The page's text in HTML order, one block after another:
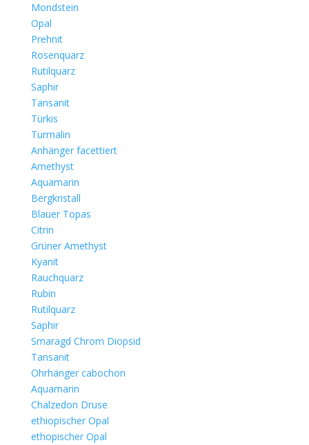
Mondstein
Opal
Prehnit
Rosenquarz
Rutilquarz
Saphir
Tansanit
Türkis
Turmalin
Anhänger facettiert
Amethyst
Aquamarin
Bergkristall
Blauer Topas
Citrin
Grüner Amethyst
Kyanit
Rauchquarz
Rubin
Rutilquarz
Saphir
Smaragd Chrom Diopsid
Tansanit
Ohrhänger cabochon
Aquamarin
Chalzedon Druse
ethiopischer Opal
ethopischer Opal